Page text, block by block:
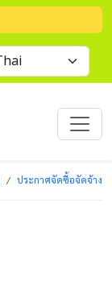
ประกาศจัดซื้อจัดจ้าง